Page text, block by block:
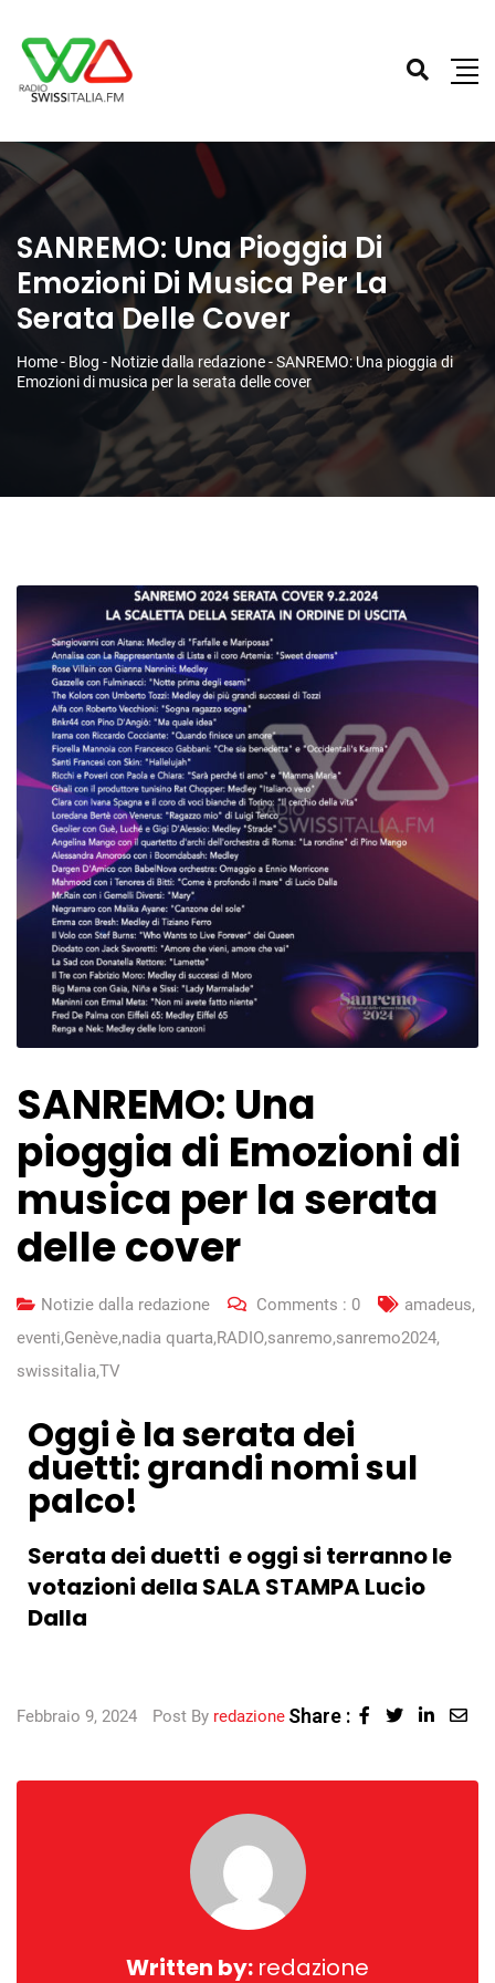
SANREMO: Una Pioggia Di
Emozioni Di Musica Per La
Serata Delle Cover
Home- Blog - Notizie dalla redazione-SANREMO: Una pioggia di
Emozioni di musica per la serata delle cover
SANREMO: Una
pioggia di Emozioni di
musica per la serata
delle cover
Notizie dalla redazione Comments : 0 amadeus,
eventi,Genève,nadia quarta,RADIO,sanremo,sanremo2024,
swissitalia,TV
Oggi è la serata dei
duetti: grandi nomi sul
palco!
Serata dei duetti e oggi si terranno le
votazioni della SALA STAMPA Lucio
Dalla
Febbraio 9, 2024 Post By redazione Share :
Written by: redazione